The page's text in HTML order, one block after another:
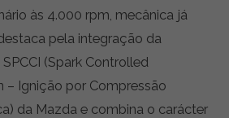
às 4.000 rpm, mecânica já
pela integração da
(Spark Controlled
– Ignição por Compressão
da Mazda e combina o carácter